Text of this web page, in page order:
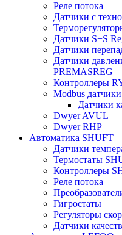
Реле потока
Датчики с
Датчики S+S
Датчики
Датчики
PREMASREG
Контроллеры
Modbus датчики
Датчики
Dwyer AVUL
Dwyer RHP
Автоматика SHUFT
Датчики
Термостаты
Контроллеры
Реле потока
Гигростаты
Регуляторы
Датчики